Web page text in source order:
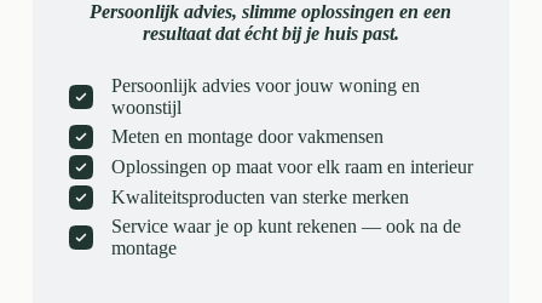
Persoonlijk advies, slimme oplossingen en een
resultaat dat écht bij je huis past.
Persoonlijk advies voor jouw woning en
woonstijl
Meten en montage door vakmensen
Oplossingen op maat voor elk raam en interieur
Kwaliteitsproducten van sterke merken
Service waar je op kunt rekenen — ook na de
montage